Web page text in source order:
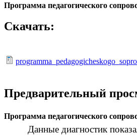
Программа педагогического
Скачать:
Предварительный
Программа педагогического
Данные диагностик